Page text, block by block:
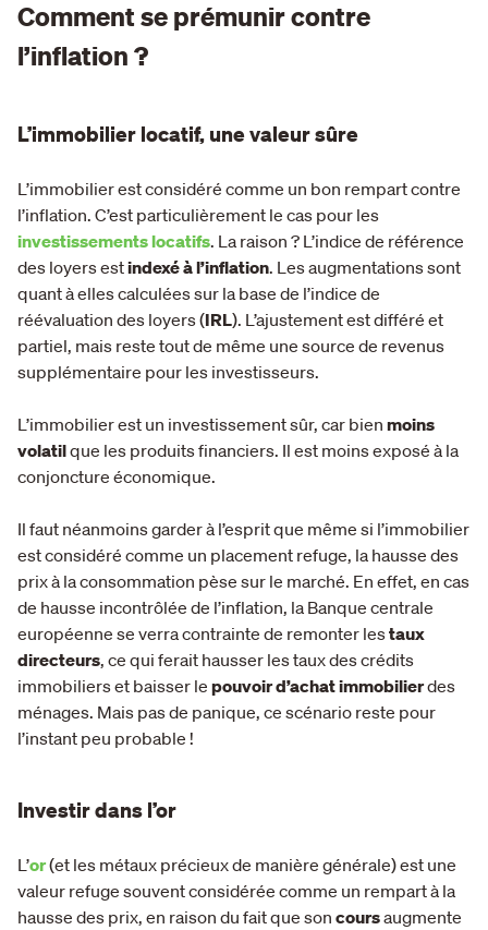
Comment se prémunir contre
l’inflation ?
L’immobilier locatif, une valeur sûre
L’immobilier est considéré comme un bon rempart contre
l’inflation. C’est particulièrement le cas pour les
investissements locatifs. La raison ? L’indice de référence
des loyers estindexé à l’inflation. Les augmentations sont
quant à elles calculées sur la base de l’indice de
réévaluation des loyers (IRL). L’ajustement est différé et
partiel, mais reste tout de même une source de revenus
supplémentaire pour les investisseurs.
L’immobilier est un investissement sûr, car bien moins
volatilque les produits financiers. Il est moins exposé à la
conjoncture économique.
Il faut néanmoins garder à l’esprit que même si l’immobilier
est considéré comme un placement refuge, la hausse des
prix à la consommation pèse sur le marché. En effet, en cas
de hausse incontrôlée de l’inflation, la Banque centrale
européenne se verra contrainte de remonter lestaux
directeurs, ce qui ferait hausser les taux des crédits
immobiliers et baisser le pouvoir d’achat immobilierdes
ménages. Mais pas de panique, ce scénario reste pour
l’instant peu probable !
Investir dans l’or
L’or(et les métaux précieux de manière générale) est une
valeur refuge souvent considérée comme un rempart à la
hausse des prix, en raison du fait que son coursaugmente